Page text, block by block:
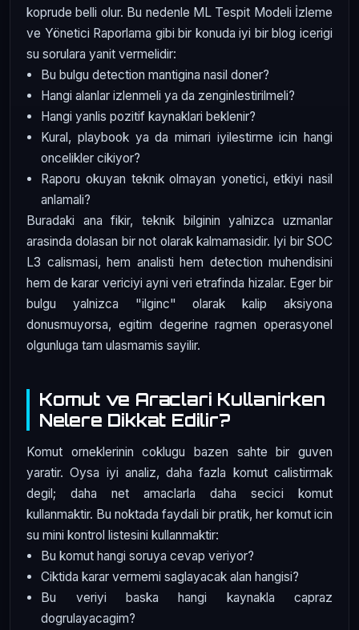
koprude belli olur. Bu nedenle ML Tespit Modeli İzleme
ve Yönetici Raporlama gibi bir konuda iyi bir blog icerigi
su sorulara yanit vermelidir:
Bu bulgu detection mantigina nasil doner?
Hangi alanlar izlenmeli ya da zenginlestirilmeli?
Hangi yanlis pozitif kaynaklari beklenir?
Kural, playbook ya da mimari iyilestirme icin hangi
oncelikler cikiyor?
Raporu okuyan teknik olmayan yonetici, etkiyi nasil
anlamali?
Buradaki ana fikir, teknik bilginin yalnizca uzmanlar
arasinda dolasan bir not olarak kalmamasidir. Iyi bir SOC
L3 calismasi, hem analisti hem detection muhendisini
hem de karar vericiyi ayni veri etrafinda hizalar. Eger bir
bulgu yalnizca "ilginc" olarak kalip aksiyona
donusmuyorsa, egitim degerine ragmen operasyonel
olgunluga tam ulasmamis sayilir.
Komut ve Araclari Kullanirken
Nelere Dikkat Edilir?
Komut orneklerinin coklugu bazen sahte bir guven
yaratir. Oysa iyi analiz, daha fazla komut calistirmak
degil; daha net amaclarla daha secici komut
kullanmaktir. Bu noktada faydali bir pratik, her komut icin
su mini kontrol listesini kullanmaktir:
Bu komut hangi soruya cevap veriyor?
Ciktida karar vermemi saglayacak alan hangisi?
Bu veriyi baska hangi kaynakla capraz
dogrulayacagim?